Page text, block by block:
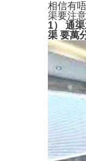
相信有
渠要注
1） 通
渠 要萬